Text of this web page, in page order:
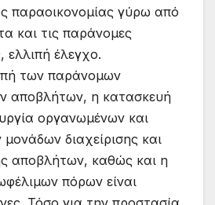
παραοικονομίας γύρω από
και τις παράνομες
ελλιπή έλεγχο.
των παράνομων
αποβλήτων, η κατασκευή
οργανωμένων και
διαχείρισης και
αποβλήτων, καθώς και η
πόρων είναι